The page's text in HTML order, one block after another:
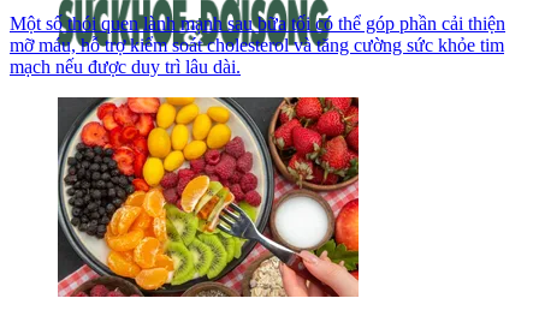
Một số thói quen lành mạnh sau bữa tối có thể góp phần cải thiện
mỡ máu, hỗ trợ kiểm soát cholesterol và tăng cường sức khỏe tim
mạch nếu được duy trì lâu dài.